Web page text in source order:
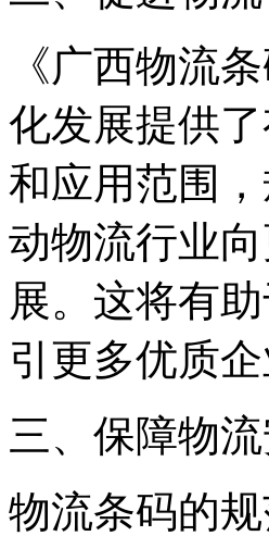
《广西物流
化发展提供
和应用范围
动物流行业
展。这将有
引更多优质
三、保障物
物流条码的